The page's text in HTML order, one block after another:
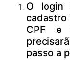
O
cadastro
CPF e
passo a